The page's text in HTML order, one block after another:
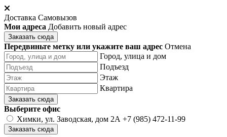
Доставка Самовызов
Мои адреса Добавить новый адрес
Заказать сюда
Передвиньте метку или укажите ваш адрес Отмена
Город, улица и дом
Подъезд
Этаж
Квартира
Заказать сюда
Выберите офис
Химки, ул. Заводская, дом 2А +7 (985) 472-11-99
Заказать сюда